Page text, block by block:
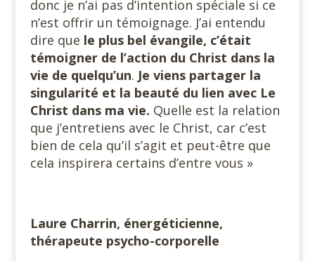
donc je n’ai pas d’intention spéciale si ce
n’est offrir un témoignage. J’ai entendu
dire que le plus bel évangile, c’était
témoigner de l’action du Christ dans la
vie de quelqu’un. Je viens partager la
singularité et la beauté du lien avec Le
Christ dans ma vie. Quelle est la relation
que j’entretiens avec le Christ, car c’est
bien de cela qu’il s’agit et peut-être que
cela inspirera certains d’entre vous »
Laure Charrin, énergéticienne,
thérapeute psycho-corporelle